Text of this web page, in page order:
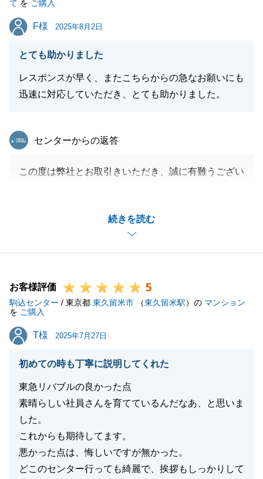
今後とも何卒よろしくお願い申し上げます。
て を ご購入
F様
F様 2025年8月2日
とても助かりました
レスポンスが早く、またこちらからの急なお願いにも
迅速に対応していただき、とても助かりました。
続きを読む
東急リバブル
センターからの返答
この度は弊社とお取引きいただき、誠に有難うござい
また何かございましたらお気軽にご相談くださいま
せ。
お客様評価 5
駒込センター / 東京都 東久留米市 （東久留米駅）の マンション
を ご購入
T様
T様 2025年7月27日
初めての時も丁寧に説明してくれた
東急リバブルの良かった点
素晴らしい社員さんを育てているんだなあ、と思いま
した。
これからも期待してます。
悪かった点は、悔しいですが無かった。
どこのセンター行っても綺麗で、挨拶もしっかりして